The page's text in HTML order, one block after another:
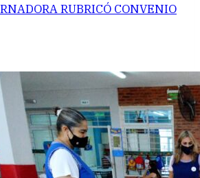
RUBRICÓ CONVENIO